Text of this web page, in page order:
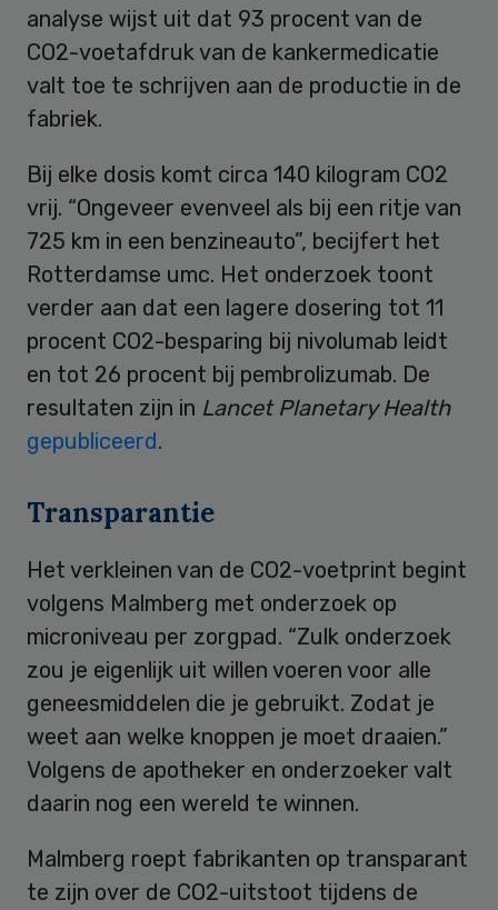
analyse wijst uit dat 93 procent van de
CO2-voetafdruk van de kankermedicatie
valt toe te schrijven aan de productie in de
fabriek.
Bij elke dosis komt circa 140 kilogram CO2
vrij. “Ongeveer evenveel als bij een ritje van
725 km in een benzineauto”, becijfert het
Rotterdamse umc. Het onderzoek toont
verder aan dat een lagere dosering tot 11
procent CO2-besparing bij nivolumab leidt
en tot 26 procent bij pembrolizumab. De
resultaten zijn in Lancet Planetary Health
gepubliceerd.
Transparantie
Het verkleinen van de CO2-voetprint begint
volgens Malmberg met onderzoek op
microniveau per zorgpad. “Zulk onderzoek
zou je eigenlijk uit willen voeren voor alle
geneesmiddelen die je gebruikt. Zodat je
weet aan welke knoppen je moet draaien.”
Volgens de apotheker en onderzoeker valt
daarin nog een wereld te winnen.
Malmberg roept fabrikanten op transparant
te zijn over de CO2-uitstoot tijdens de